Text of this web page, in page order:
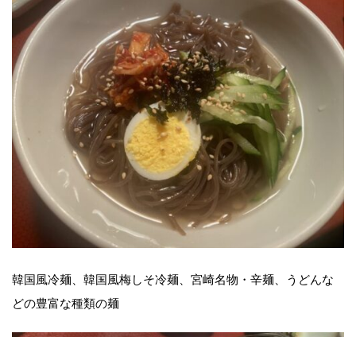
韓国風冷麺、韓国風梅しそ冷麺、宮崎名物・辛麺、うどんな
どの豊富な種類の麺